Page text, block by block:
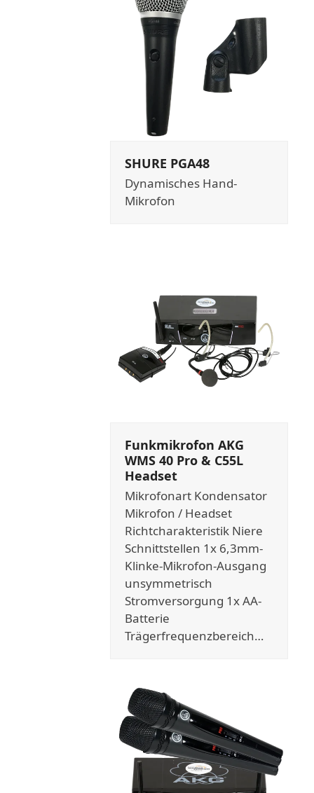
SHURE PGA48
Dynamisches Hand-
Mikrofon
Funkmikrofon AKG
WMS 40 Pro & C55L
Headset
Mikrofonart Kondensator
Mikrofon / Headset
Richtcharakteristik Niere
Schnittstellen 1x 6,3mm-
Klinke-Mikrofon-Ausgang
unsymmetrisch
Stromversorgung 1x AA-
Batterie
Trägerfrequenzbereich…